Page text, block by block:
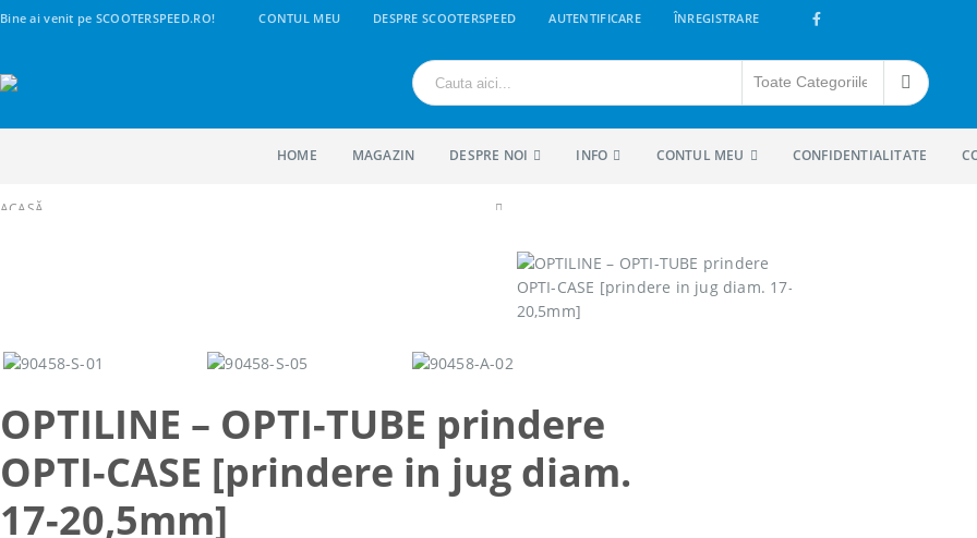
Bine ai venit pe SCOOTERSPEED.RO! CONTUL MEU DESPRE SCOOTERSPEED AUTENTIFICARE ÎNREGISTRARE
HOME MAGAZIN DESPRE NOI INFO CONTUL MEU CONFIDENTIALITATE
ACASĂ
OPTILINE – OPTI-TUBE prindere
OPTI-CASE [prindere in jug diam.
17-20,5mm]